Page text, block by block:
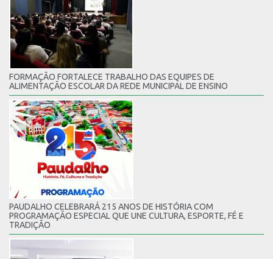
FORMAÇÃO FORTALECE TRABALHO DAS EQUIPES DE
ALIMENTAÇÃO ESCOLAR DA REDE MUNICIPAL DE ENSINO
PAUDALHO CELEBRARÁ 215 ANOS DE HISTÓRIA COM
PROGRAMAÇÃO ESPECIAL QUE UNE CULTURA, ESPORTE, FÉ E
TRADIÇÃO